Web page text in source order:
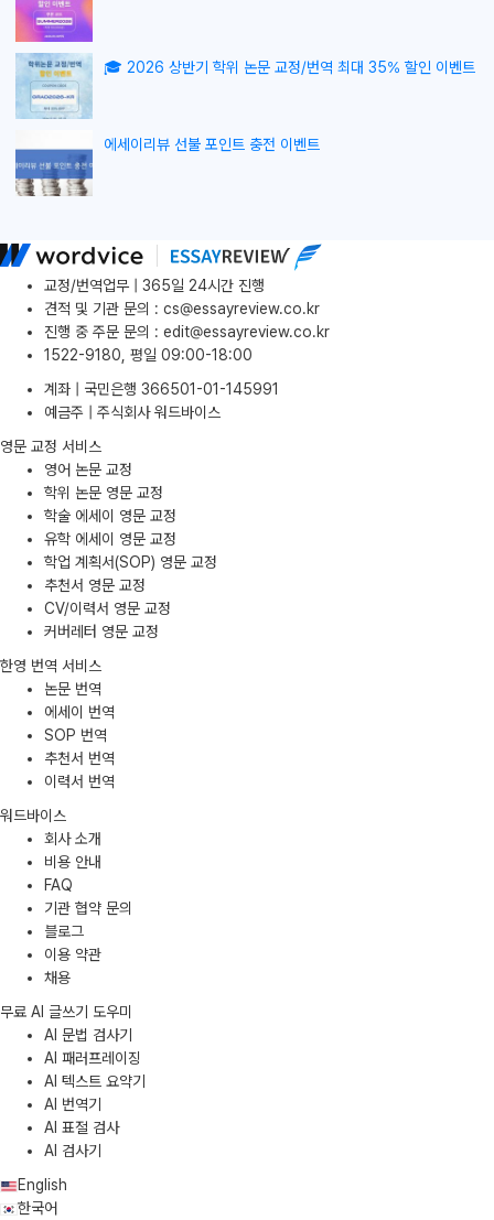
🎓 2026 상반기 학위 논문 교정/번역 최대 35% 할인 이벤트
에세이리뷰 선불 포인트 충전 이벤트
교정/번역업무 | 365일 24시간 진행
견적 및 기관 문의 : cs@essayreview.co.kr
진행 중 주문 문의 : edit@essayreview.co.kr
1522-9180, 평일 09:00-18:00
계좌 | 국민은행 366501-01-145991
예금주 | 주식회사 워드바이스
영문 교정 서비스
영어 논문 교정
학위 논문 영문 교정
학술 에세이 영문 교정
유학 에세이 영문 교정
학업 계획서(SOP) 영문 교정
추천서 영문 교정
CV/이력서 영문 교정
커버레터 영문 교정
한영 번역 서비스
논문 번역
에세이 번역
SOP 번역
추천서 번역
이력서 번역
워드바이스
회사 소개
비용 안내
FAQ
기관 협약 문의
블로그
이용 약관
채용
무료 AI 글쓰기 도우미
AI 문법 검사기
AI 패러프레이징
AI 텍스트 요약기
AI 번역기
AI 표절 검사
AI 검사기
English
한국어